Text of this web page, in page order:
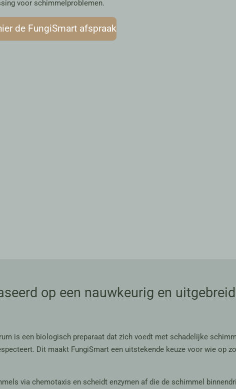
voor schimmelproblemen.
de FungiSmart afspraak
op een nauwkeurig en
is een biologisch preparaat dat zich voedt met schadelijke
Dit maakt FungiSmart een uitstekende keuze voor wie op
via chemotaxis en scheidt enzymen af die de schimmel